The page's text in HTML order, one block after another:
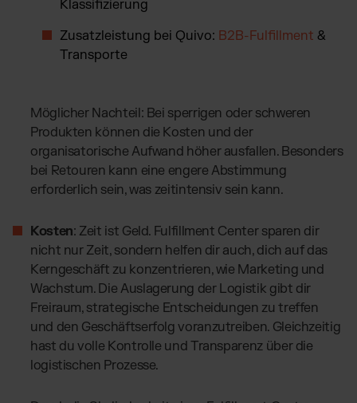
Klassifizierung
Zusatzleistung bei Quivo: B2B-Fulfillment &
Transporte
Möglicher Nachteil: Bei sperrigen oder schweren
Produkten können die Kosten und der
organisatorische Aufwand höher ausfallen. Besonders
bei Retouren kann eine engere Abstimmung
erforderlich sein, was zeitintensiv sein kann.
Kosten: Zeit ist Geld. Fulfillment Center sparen dir
nicht nur Zeit, sondern helfen dir auch, dich auf das
Kerngeschäft zu konzentrieren, wie Marketing und
Wachstum. Die Auslagerung der Logistik gibt dir
Freiraum, strategische Entscheidungen zu treffen
und den Geschäftserfolg voranzutreiben. Gleichzeitig
hast du volle Kontrolle und Transparenz über die
logistischen Prozesse.